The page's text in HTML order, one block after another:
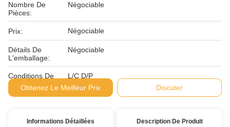
Nombre De
Pièces:
Négociable
Prix: Négociable
Détails De
L'emballage:
Négociable
Conditions De
Paiement:
L/C D/P
Obtenez Le Meilleur Prix
Discuter
Informations Détaillées Description De Produit